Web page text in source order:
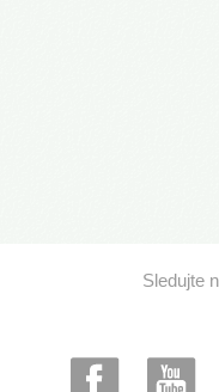
Sledujte